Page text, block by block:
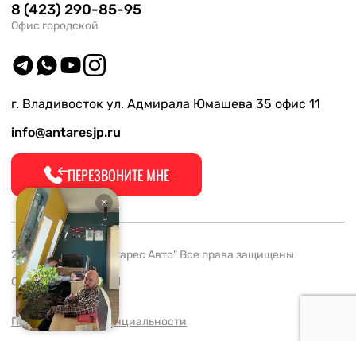
8 (423) 290-85-95
Офис городской
г. Владивосток ул. Адмирала Юмашева 35 офис 11
info@antaresjp.ru
ПЕРЕЗВОНИТЕ МНЕ
2008-2026 ООО "Антарес Авто" Все права защищены
ОГРН 1132537005061
Политика конфиденциальности